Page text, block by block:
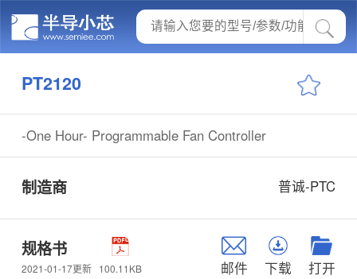
PT2120
-One Hour- Programmable Fan Controller
制造商 普诚-PTC
规格书
2021-01-17更新 100.11KB 邮件 下载 打开